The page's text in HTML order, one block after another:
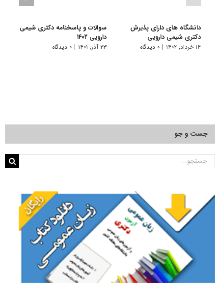
دانشگاه های دارای پذیرش
دکتری شیمی دارویی
۱۴ خرداد, ۱۴۰۲ | ۰ دیدگاه
سوالات و پاسخنامه دکتری شیمی
دارویی ۱۴۰۲
۲۳ آذر, ۱۴۰۱ | ۰ دیدگاه
جست و جو
جستجو